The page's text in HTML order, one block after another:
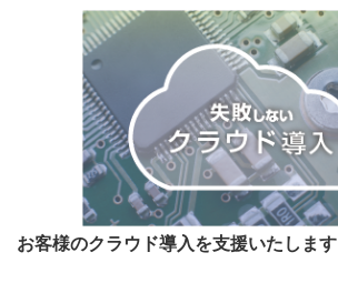
お客様のクラウド導入を支援いたします